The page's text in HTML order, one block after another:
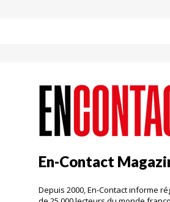
En-Contact
Depuis 2000, En-Contact informe